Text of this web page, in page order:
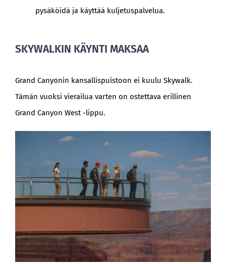
pysäköidä ja käyttää kuljetuspalvelua.
SKYWALKIN KÄYNTI MAKSAA
Grand Canyonin kansallispuistoon ei kuulu Skywalk.
Tämän vuoksi vierailua varten on ostettava erillinen
Grand Canyon West -lippu.